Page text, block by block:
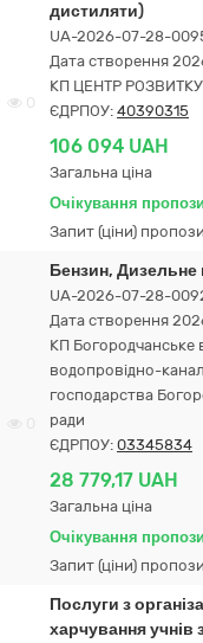
0
дистиляти)
UA-2026-07-28-
Дата створення
КП ЦЕНТР РОЗВИТКУ
ЄДРПОУ: 40390315
106 094 UAH
Загальна ціна
Очікування
Запит (ціни)
Бензин, Дизельне
UA-2026-07-28-
Дата створення
КП Богородчанське
водопровідно-
господарства
ради
ЄДРПОУ: 03345834
28 779,17 UAH
Загальна ціна
Очікування
Запит (ціни)
Послуги з
харчування учнів